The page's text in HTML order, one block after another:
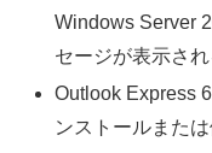
Windows Server
セージが表示され
Outlook Express
ンストールまた